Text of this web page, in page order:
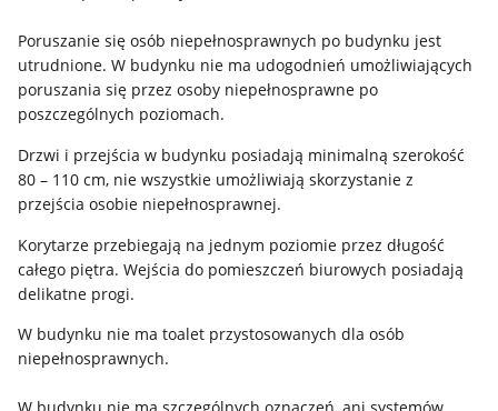
Poruszanie się osób niepełnosprawnych po budynku jest
utrudnione. W budynku nie ma udogodnień umożliwiających
poruszania się przez osoby niepełnosprawne po
poszczególnych poziomach.
Drzwi i przejścia w budynku posiadają minimalną szerokość
80 – 110 cm, nie wszystkie umożliwiają skorzystanie z
przejścia osobie niepełnosprawnej.
Korytarze przebiegają na jednym poziomie przez długość
całego piętra. Wejścia do pomieszczeń biurowych posiadają
delikatne progi.
W budynku nie ma toalet przystosowanych dla osób
niepełnosprawnych.